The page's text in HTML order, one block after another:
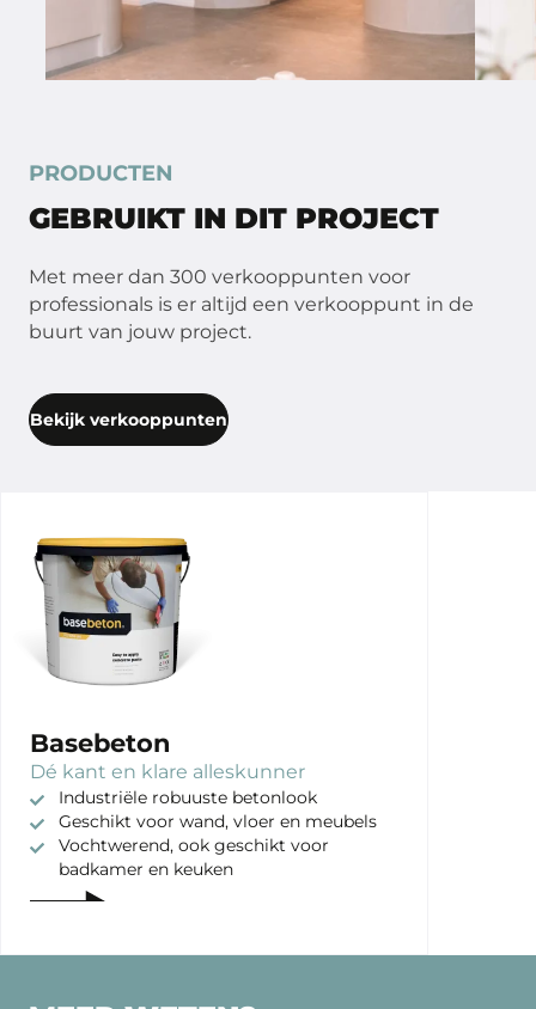
PRODUCTEN
GEBRUIKT IN DIT PROJECT
Met meer dan 300 verkooppunten voor
professionals is er altijd een verkooppunt in de
buurt van jouw project.
Bekijk verkooppunten
Basebeton
Dé kant en klare alleskunner
Industriële robuuste betonlook
Geschikt voor wand, vloer en meubels
Vochtwerend, ook geschikt voor
badkamer en keuken